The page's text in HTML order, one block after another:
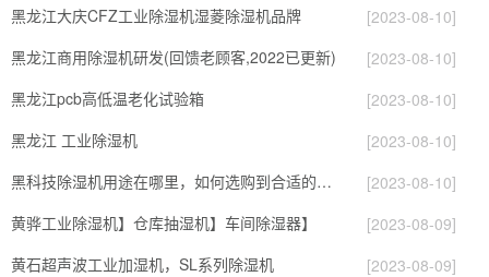
黑龙江大庆CFZ工业除湿机湿菱除湿机品牌
[2023-08-10]
黑龙江商用除湿机研发(回馈老顾客,2022已更新)
[2023-08-10]
黑龙江pcb高低温老化试验箱
[2023-08-10]
黑龙江 工业除湿机
[2023-08-10]
黑科技除湿机用途在哪里，如何选购到合适的工业除湿机
[2023-08-10]
黄骅工业除湿机】仓库抽湿机】车间除湿器】
[2023-08-09]
黄石超声波工业加湿机，SL系列除湿机
[2023-08-09]